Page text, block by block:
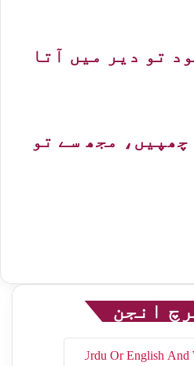
تو دیر میں آتا
مجھ سے تو
انجن